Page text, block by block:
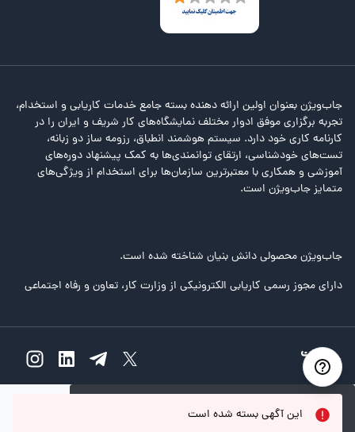
این آگهی بسته شده است
جاب‌ویژن بعنوان اولین ارائه دهنده بسته جامع خدمات کاریابی و استخدام،
تجربه برگزاری موفق ادوار مختلف نمایشگاه‌های کار شریف و ایران را در
کارنامه کاری خود دارد. سیستم هوشمند انطباق، رزومه ساز دو زبانه،
تست‌های خودشناسی، ارتقای توانمندی‌ها به کمک پیشنهاد دوره‌های
آموزشی و همکاری با معتبرترین سازمان‌ها برای استخدام از ویژگی‌های
متمایز جاب‌ویژن است.
جاب‌ویژن محصولی دانش بنیان شناخته شده است.
دارای مجوز رسمی کاریابی الکترونیکی از وزارت کار، تعاون و رفاه اجتماعی